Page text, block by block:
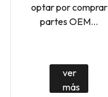
optar por comprar
partes OEM...
ver
más